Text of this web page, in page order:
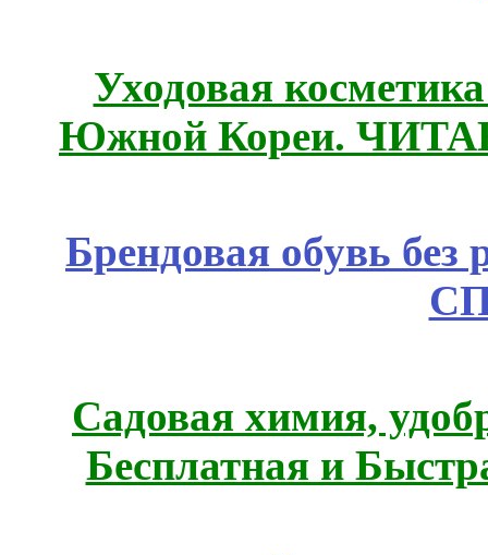
Уходовая
Южной Кореи.
Брендовая обувь без
Садовая химия,
Бесплатная и